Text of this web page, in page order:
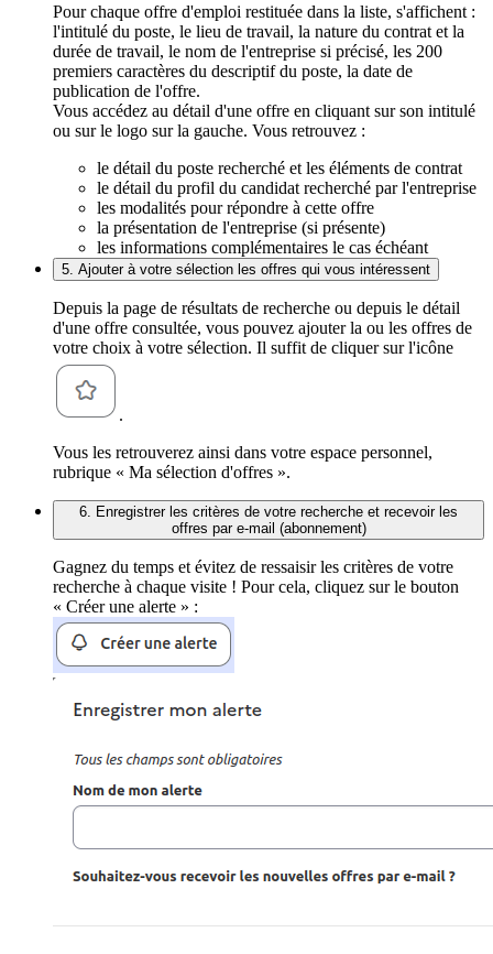
Pour chaque offre d'emploi restituée dans la liste, s'affichent :
l'intitulé du poste, le lieu de travail, la nature du contrat et la
durée de travail, le nom de l'entreprise si précisé, les 200
premiers caractères du descriptif du poste, la date de
publication de l'offre.
Vous accédez au détail d'une offre en cliquant sur son intitulé
ou sur le logo sur la gauche. Vous retrouvez :
le détail du poste recherché et les éléments de contrat
le détail du profil du candidat recherché par l'entreprise
les modalités pour répondre à cette offre
la présentation de l'entreprise (si présente)
les informations complémentaires le cas échéant
5. Ajouter à votre sélection les offres qui vous intéressent
Depuis la page de résultats de recherche ou depuis le détail
d'une offre consultée, vous pouvez ajouter la ou les offres de
votre choix à votre sélection. Il suffit de cliquer sur l'icône
.
Vous les retrouverez ainsi dans votre espace personnel,
rubrique « Ma sélection d'offres ».
6. Enregistrer les critères de votre recherche et recevoir les
offres par e-mail (abonnement)
Gagnez du temps et évitez de ressaisir les critères de votre
recherche à chaque visite ! Pour cela, cliquez sur le bouton
« Créer une alerte » :